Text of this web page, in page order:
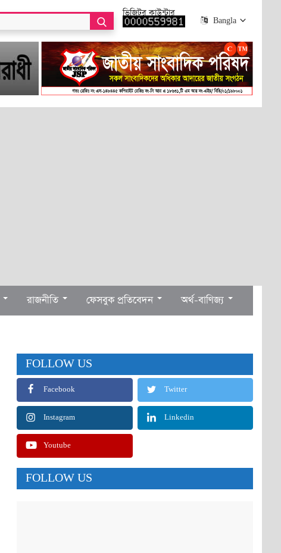
Bangla
ভিজিটর কাউন্টার
রাজনীতি ফেসবুক প্রতিবেদন অর্থ-বাণিজ্য
FOLLOW US
Facebook Twitter
Instagram Linkedin
Youtube
FOLLOW US